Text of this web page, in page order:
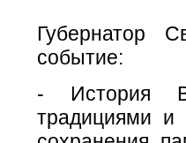
Губернатор
событие:
- История
традициями и